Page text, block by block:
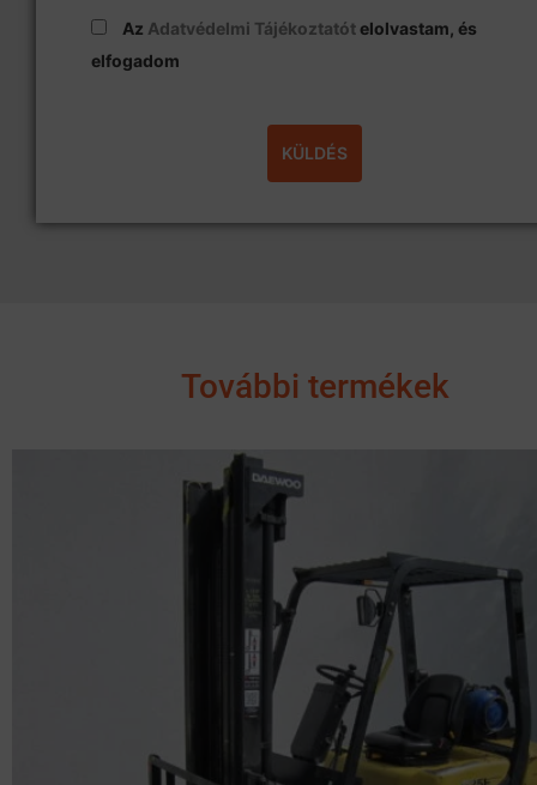
Az Adatvédelmi Tájékoztatótelolvastam, és
elfogadom
További termékek